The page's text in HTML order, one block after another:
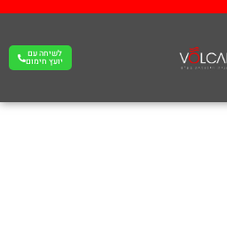
לשיחה עם
יועץ חימום